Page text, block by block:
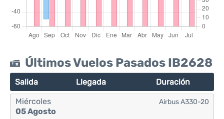
Últimos Vuelos Pasados IB2628
Salida Llegada Duración
Miércoles
05 Agosto
Airbus A330-20